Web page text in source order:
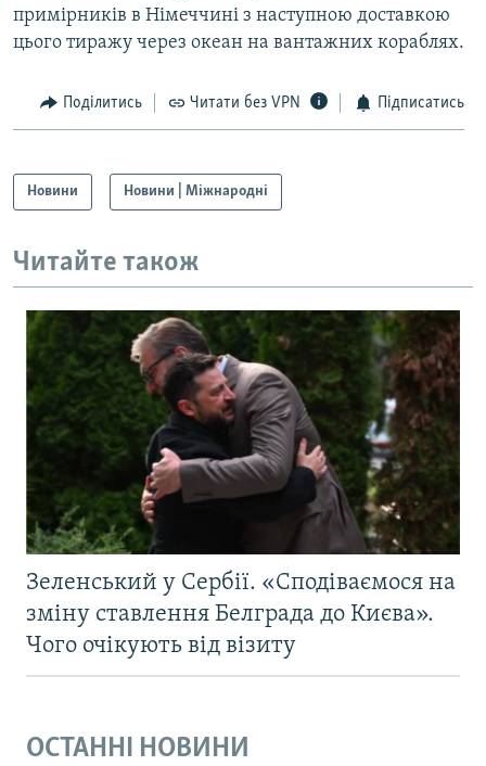
примірників в Німеччині з наступною доставкою
цього тиражу через океан на вантажних кораблях.
Поділитись Читати без VPN Підписатись
Новини Новини | Міжнародні
Читайте також
Зеленський у Сербії. «Сподіваємося на
зміну ставлення Белграда до Києва».
Чого очікують від візиту
ОСТАННІ НОВИНИ